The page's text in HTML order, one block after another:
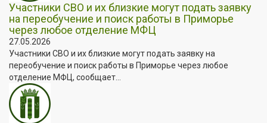
Участники СВО и их близкие могут подать заявку
на переобучение и поиск работы в Приморье
через любое отделение МФЦ
27.05.2026
Участники СВО и их близкие могут подать заявку на
переобучение и поиск работы в Приморье через любое
отделение МФЦ, сообщает...